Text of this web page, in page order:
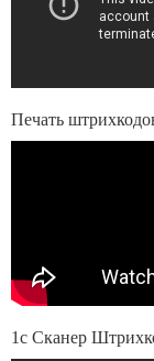
Печать
1с Сканер